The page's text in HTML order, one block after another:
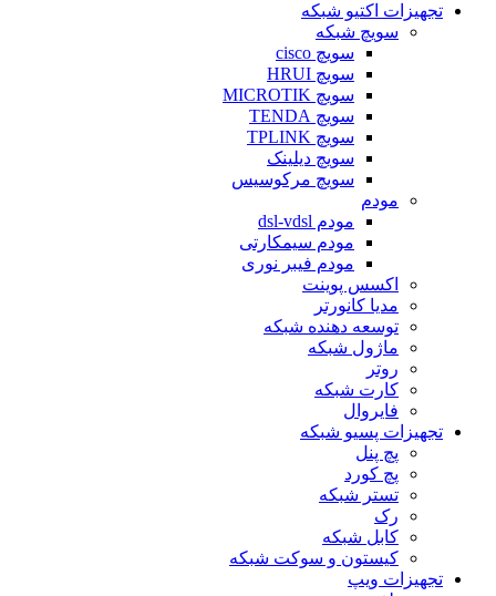
تجهیزات اکتیو شبکه
سویچ شبکه
سویچ cisco
سویچ HRUI
سویچ MICROTIK
سویچ TENDA
سویچ TPLINK
سویچ دیلینک
سویچ مرکوسیس
مودم
مودم dsl-vdsl
مودم سیمکارتی
مودم فیبر نوری
اکسس پوینت
مدیا کانورتر
توسعه دهنده شبکه
ماژول شبکه
روتر
کارت شبکه
فایروال
تجهیزات پسیو شبکه
پچ پنل
پچ کورد
تستر شبکه
رک
کابل شبکه
کیستون و سوکت شبکه
تجهیزات ویپ